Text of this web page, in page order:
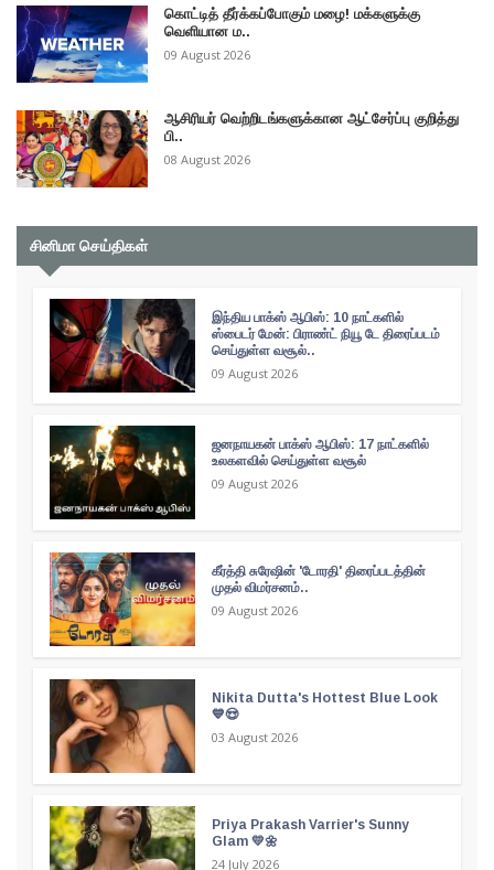
கொட்டித் தீர்க்கப்போகும் மழை! மக்களுக்கு
வெளியான ம..
09 August 2026
ஆசிரியர் வெற்றிடங்களுக்கான ஆட்சேர்ப்பு குறித்து
பி..
08 August 2026
சினிமா செய்திகள்
இந்திய பாக்ஸ் ஆபிஸ்: 10 நாட்களில்
ஸ்பைடர் மேன்: பிராண்ட் நியூ டே திரைப்படம்
செய்துள்ள வசூல்..
09 August 2026
ஜனநாயகன் பாக்ஸ் ஆபிஸ்: 17 நாட்களில்
உலகளவில் செய்துள்ள வசூல்
09 August 2026
கீர்த்தி சுரேஷின் 'டோரதி' திரைப்படத்தின்
முதல் விமர்சனம்..
09 August 2026
Nikita Dutta's Hottest Blue Look
💙😍
03 August 2026
Priya Prakash Varrier's Sunny
Glam 💛🌼
24 July 2026